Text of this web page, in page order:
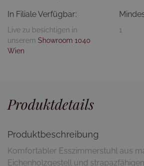
In Filiale Verfügbar:
Live zu besichtigen in
unserem Showroom 1040
Wien
1
Produktdetails
Produktbeschreibung
Komfortabler Esszimmerstuhl aus
Eichenholzgestell und